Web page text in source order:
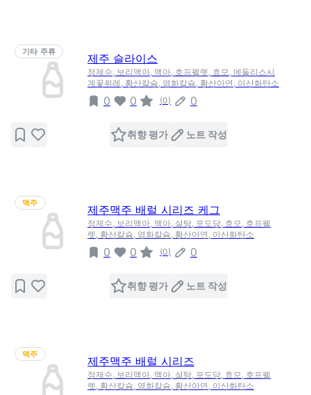
기타 주류
제주 슬라이스
정제수, 보리맥아, 맥아, 호프펠렛, 효모, 에둘리스시
계꽃퓌레, 황산칼슘, 염화칼슘, 황산아연, 이산화탄소
0 0 (0) 0
취향 평가 노트 작성
맥주
제주맥주 배럴 시리즈 케그
정제수, 보리맥아, 맥아, 설탕, 포도당, 효모, 호프펠
렛, 황산칼슘, 염화칼슘, 황산아연, 이산화탄소
0 0 (0) 0
취향 평가 노트 작성
맥주
제주맥주 배럴 시리즈
정제수, 보리맥아, 맥아, 설탕, 포도당, 효모, 호프펠
렛, 황산칼슘, 염화칼슘, 황산아연, 이산화탄소